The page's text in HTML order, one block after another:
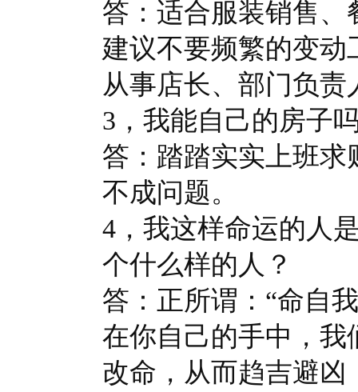
答：适合服装销售
建议不要频繁的变
从事店长、部门负
3，我能自己的房子
答：踏踏实实上班求
不成问题。
4，我这样命运的人
个什么样的人？
答：正所谓：“命自
在你自己的手中，
改命，从而趋吉避